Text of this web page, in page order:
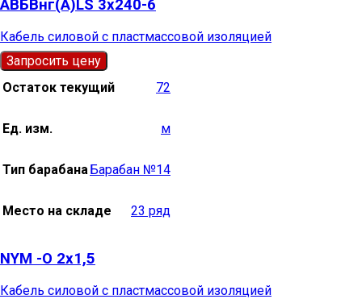
АВБВнг(А)LS 3х240-6
Кабель силовой с пластмассовой изоляцией
Запросить цену
Остаток текущий
72
Ед. изм. м
Тип барабана Барабан №14
Место на складе 23 ряд
NYM -О 2х1,5
Кабель силовой с пластмассовой изоляцией